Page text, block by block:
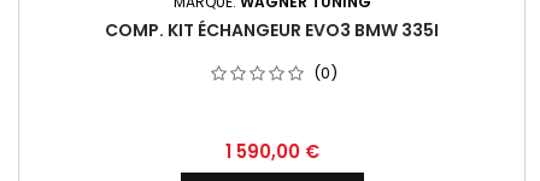
COMP. KIT ÉCHANGEUR EVO3 BMW 335I
(0)
Prix
1 590,00 €